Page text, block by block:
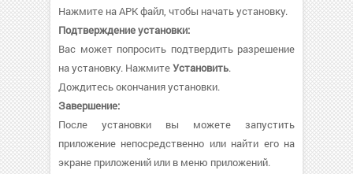
Нажмите на APK файл, чтобы начать установку.
Подтверждение установки:
Вас может попросить подтвердить разрешение
на установку. НажмитеУстановить.
Дождитесь окончания установки.
Завершение:
После установки вы можете запустить
приложение непосредственно или найти его на
экране приложений или в меню приложений.